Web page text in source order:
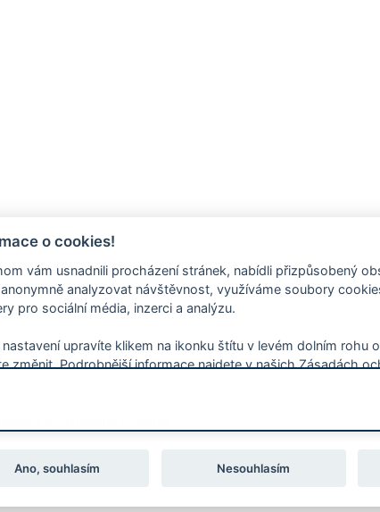
rozhlas
poruchy a výpadky energií, ankety, pozvánky na kulturní a
aplikaci
webmaster@zlin.eu
o cookies!
vám usnadnili procházení stránek, nabídli přizpůsobený
analyzovat návštěvnost, využíváme soubory
pro sociální média, inzerci a analýzu.
upravíte klikem na ikonku štítu v levém dolním rohu
změnit. Podrobnější informace najdete v našich Zásadách
Ano, souhlasím Nesouhlasím